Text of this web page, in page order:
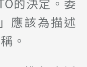
應該為描述
。